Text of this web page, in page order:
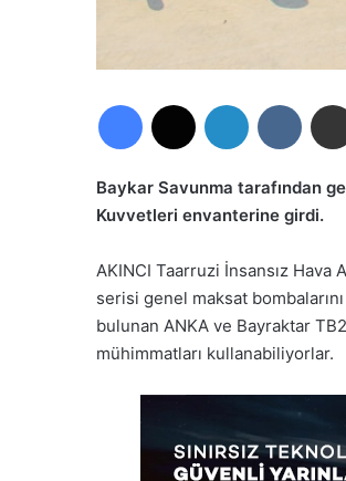
Baykar Savunma tarafından
Kuvvetleri envanterine girdi.
AKINCI Taarruzi İnsansız Hava
serisi genel maksat
bulunan ANKA ve Bayraktar
mühimmatları kullanabiliyorlar.